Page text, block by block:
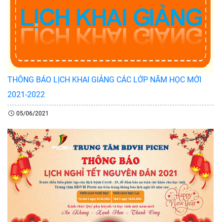
THÔNG BÁO LỊCH KHAI GIẢNG CÁC LỚP NĂM HỌC MỚI
2021-2022
05/06/2021